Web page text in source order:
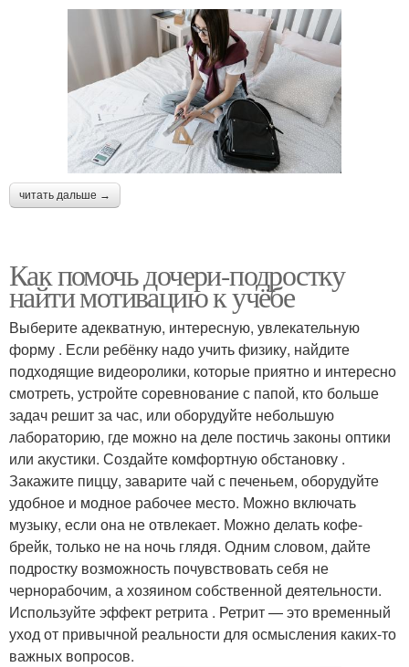
читать дальше →
Как помочь дочери-подростку
найти мотивацию к учёбе
Выберите адекватную, интересную, увлекательную
форму . Если ребёнку надо учить физику, найдите
подходящие видеоролики, которые приятно и интересно
смотреть, устройте соревнование с папой, кто больше
задач решит за час, или оборудуйте небольшую
лабораторию, где можно на деле постичь законы оптики
или акустики. Создайте комфортную обстановку .
Закажите пиццу, заварите чай с печеньем, оборудуйте
удобное и модное рабочее место. Можно включать
музыку, если она не отвлекает. Можно делать кофе-
брейк, только не на ночь глядя. Одним словом, дайте
подростку возможность почувствовать себя не
чернорабочим, а хозяином собственной деятельности.
Используйте эффект ретрита . Ретрит — это временный
уход от привычной реальности для осмысления каких-то
важных вопросов.